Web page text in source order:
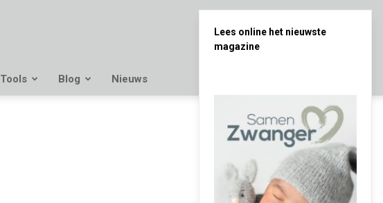
Tools Blog Nieuws
Lees online het nieuwste
magazine